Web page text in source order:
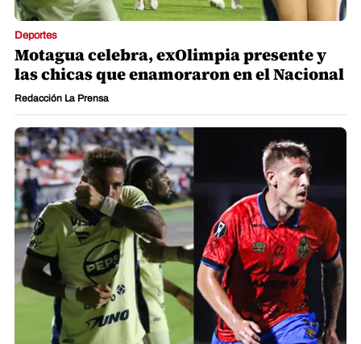
Deportes
Motagua celebra, exOlimpia presente y
las chicas que enamoraron en el Nacional
Redacción La Prensa